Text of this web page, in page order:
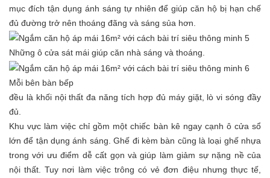
mục đích tận dụng ánh sáng tự nhiên để giúp căn hộ bị hạn chế
đủ đường trở nên thoáng đãng và sáng sủa hơn.
Những ô cửa sát mái giúp căn nhà sáng và thoáng.
Mỗi bên bàn bếp
đều là khối nội thất đa năng tích hợp đủ máy giặt, lò vi sóng đầy
đủ.
Khu vực làm việc chỉ gồm một chiếc bàn kê ngay cạnh ô cửa sổ
lớn để tận dụng ánh sáng. Ghế đi kèm bàn cũng là loại ghế nhựa
trong với ưu điểm dễ cất gọn và giúp làm giảm sự nặng nề của
nội thất. Tuy nơi làm việc trông có vẻ đơn điệu nhưng thực tế,